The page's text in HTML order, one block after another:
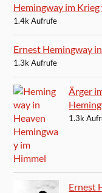
Hemingway im
1.4k Aufrufe
Ernest Hemingway
1.3k Aufrufe
Ärger
1.3k
Ernest